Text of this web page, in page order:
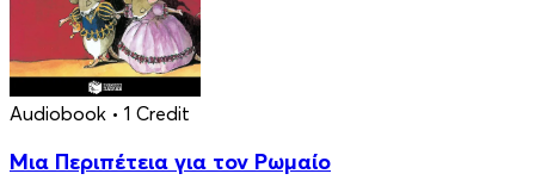
Audiobook • 1 Credit
Μια Περιπέτεια για τον Ρωμαίο